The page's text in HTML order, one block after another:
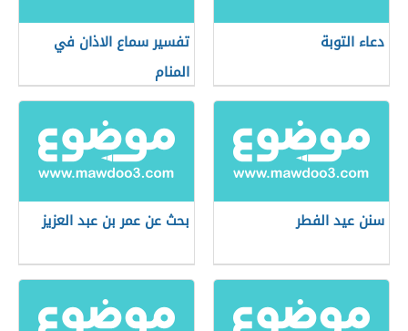
دعاء التوبة
تفسير سماع الاذان في
المنام
سنن عيد الفطر بحث عن عمر بن عبد العزيز